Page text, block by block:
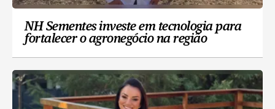
NH Sementes investe em tecnologia para
fortalecer o agronegócio na região